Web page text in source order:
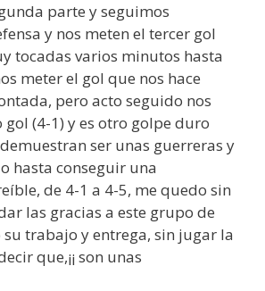
parte y seguimos
y nos meten el tercer gol
tocadas varios minutos hasta
meter el gol que nos hace
pero acto seguido nos
gol (4-1) y es otro golpe duro
ser unas guerreras y
hasta conseguir una
de 4-1 a 4-5, me quedo sin
las gracias a este grupo de
trabajo y entrega, sin jugar la
que,¡¡ son unas